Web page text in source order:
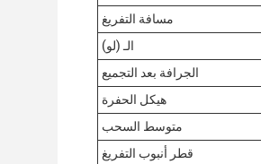
مسافة التفريغ
الـ (لو)
الجرافة بعد التجميع
هيكل الحفرة
متوسط السحب
قطر أنبوب التفريغ